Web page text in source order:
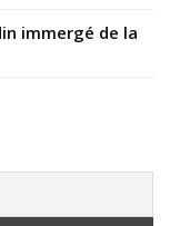
immergé de la